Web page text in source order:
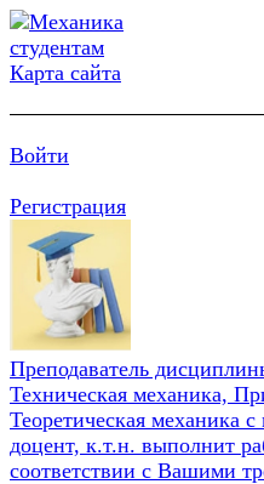
Карта сайта
Войти
Регистрация
Преподаватель
Техническая механика,
Теоретическая механика
доцент, к.т.н. выполнит
соответствии с Вашими